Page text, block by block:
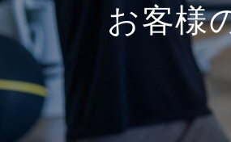
お客様